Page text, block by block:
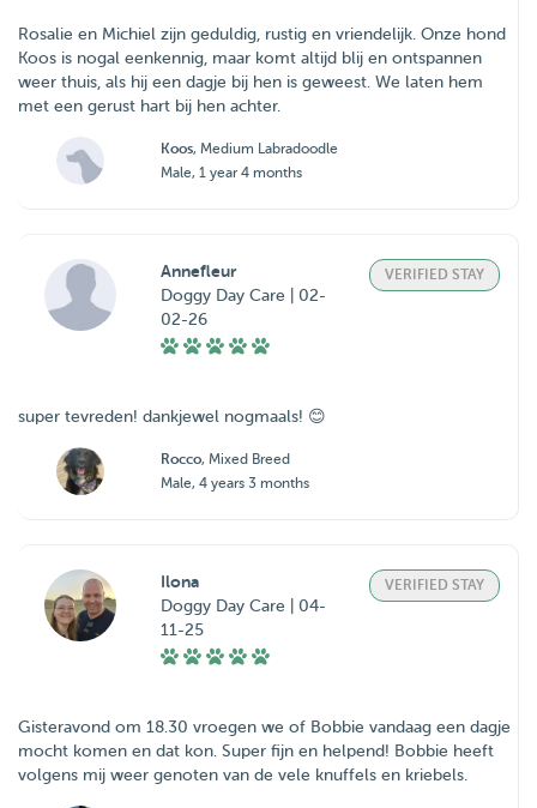
Rosalie en Michiel zijn geduldig, rustig en vriendelijk. Onze hond
Koos is nogal eenkennig, maar komt altijd blij en ontspannen
weer thuis, als hij een dagje bij hen is geweest. We laten hem
met een gerust hart bij hen achter.
Koos, Medium Labradoodle
Male, 1 year 4 months
Annefleur
Doggy Day Care | 02-
02-26
VERIFIED STAY
super tevreden! dankjewel nogmaals! 😊
Rocco, Mixed Breed
Male, 4 years 3 months
Ilona
Doggy Day Care | 04-
11-25
VERIFIED STAY
Gisteravond om 18.30 vroegen we of Bobbie vandaag een dagje
mocht komen en dat kon. Super fijn en helpend! Bobbie heeft
volgens mij weer genoten van de vele knuffels en kriebels.